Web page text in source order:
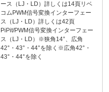
ース（LJ・LD）詳しくは14頁リベ
コムPWM信号変換インターフェー
ス（LJ・LD）詳しくは42頁
PiPit/PWM信号変換インターフェー
ス（LJ・LD）※狭角14°、広角
42°・43°・44°を除く※広角42°・
43°・44°を除く